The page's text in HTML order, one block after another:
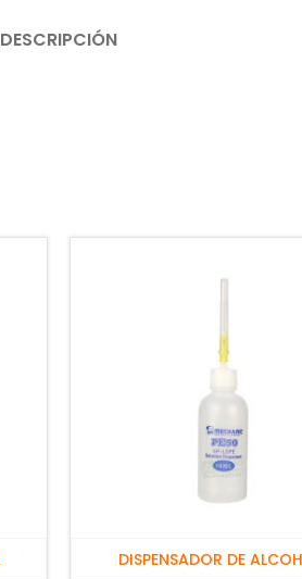
DESCRIPCIÓN
DISPENSADOR DE